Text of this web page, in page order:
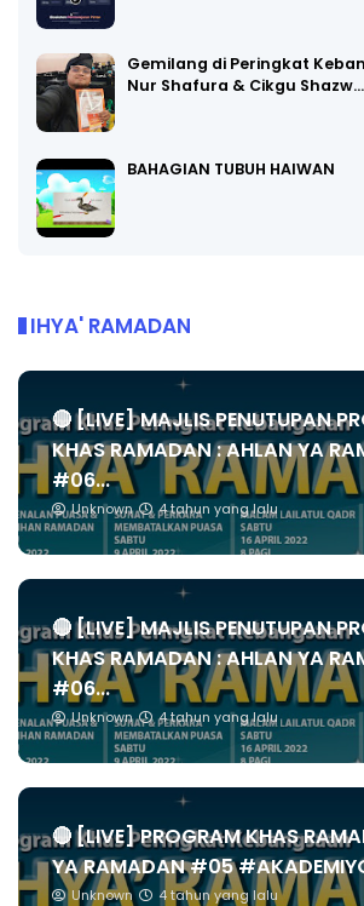
Gemilang di Peringkat
Nur Shafura & Cikgu Shazw…
BAHAGIAN TUBUH HAIWAN
IHYA' RAMADAN
🔴 [LIVE] MAJLIS PENUTUPAN
KHAS RAMADAN : AHLAN YA
#06...
Unknown 4 tahun yang lalu
🔴 [LIVE] MAJLIS PENUTUPAN
KHAS RAMADAN : AHLAN YA
#06...
Unknown 4 tahun yang lalu
🔴 [LIVE] PROGRAM KHAS
YA RAMADAN #05
Unknown 4 tahun yang lalu